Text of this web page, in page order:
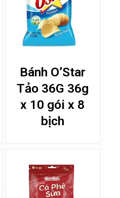
Bánh O’Star
Tảo 36G 36g
x 10 gói x 8
bịch